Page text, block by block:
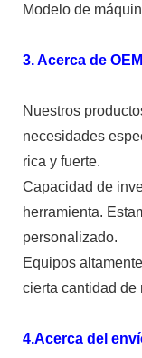
Modelo de
3. Acerca de OEM
Nuestros
necesidades
rica y fuerte.
Capacidad de
herramienta.
personalizado.
Equipos
cierta cantidad de
4.Acerca del